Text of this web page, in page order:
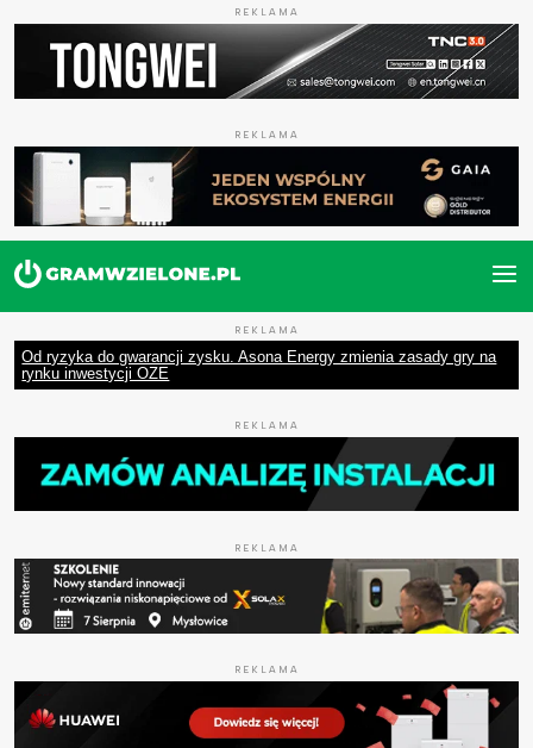
REKLAMA
REKLAMA
REKLAMA
Od ryzyka do gwarancji zysku. Asona Energy zmienia zasady gry na
rynku inwestycji OZE
REKLAMA
REKLAMA
REKLAMA